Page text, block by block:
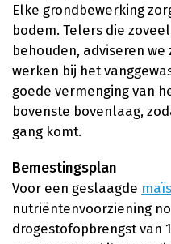
Elke grondbewerking
bodem. Telers die
behouden, adviseren
werken bij het
goede vermenging van
bovenste bovenlaag,
gang komt.
Bemestingsplan
Voor een geslaagde
nutriëntenvoorziening
drogestofopbrengst van